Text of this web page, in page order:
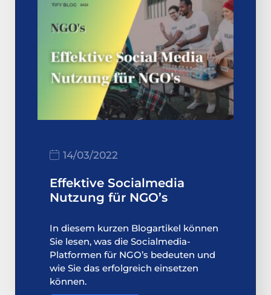
14/03/2022
Effektive Socialmedia
Nutzung für NGO’s
In diesem kurzen Blogartikel können
Sie lesen, was die Socialmedia-
Platformen für NGO’s bedeuten und
wie Sie das erfolgreich einsetzen
können.